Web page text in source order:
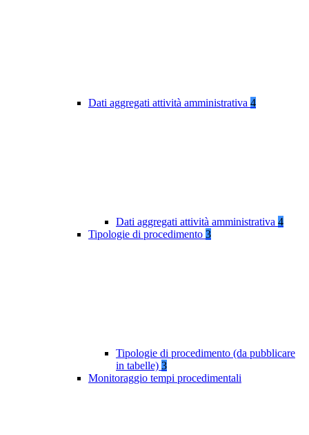
Dati aggregati attività amministrativa 4
Dati aggregati attività amministrativa 4
Tipologie di procedimento 3
Tipologie di procedimento (da pubblicare
in tabelle) 3
Monitoraggio tempi procedimentali